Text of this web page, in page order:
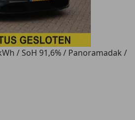
/ SoH 91,6% / Panoramadak /